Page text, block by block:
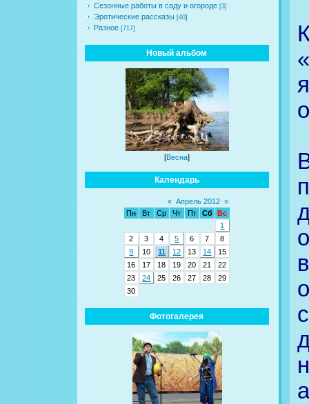
Сезонные работы в саду и огороде [3]
Эротические рассказы [40]
Разное [717]
Новый альбом
[Весна]
Календарь
« Апрель 2012 »
Пн
Вт Ср Чт Пт Сб
Вс
1
2
3 4 5 6 7
8
9
10 11 12 13 14
15
16
17 18 19 20 21
22
23
24 25 26 27 28
29
30
Фотогалерея